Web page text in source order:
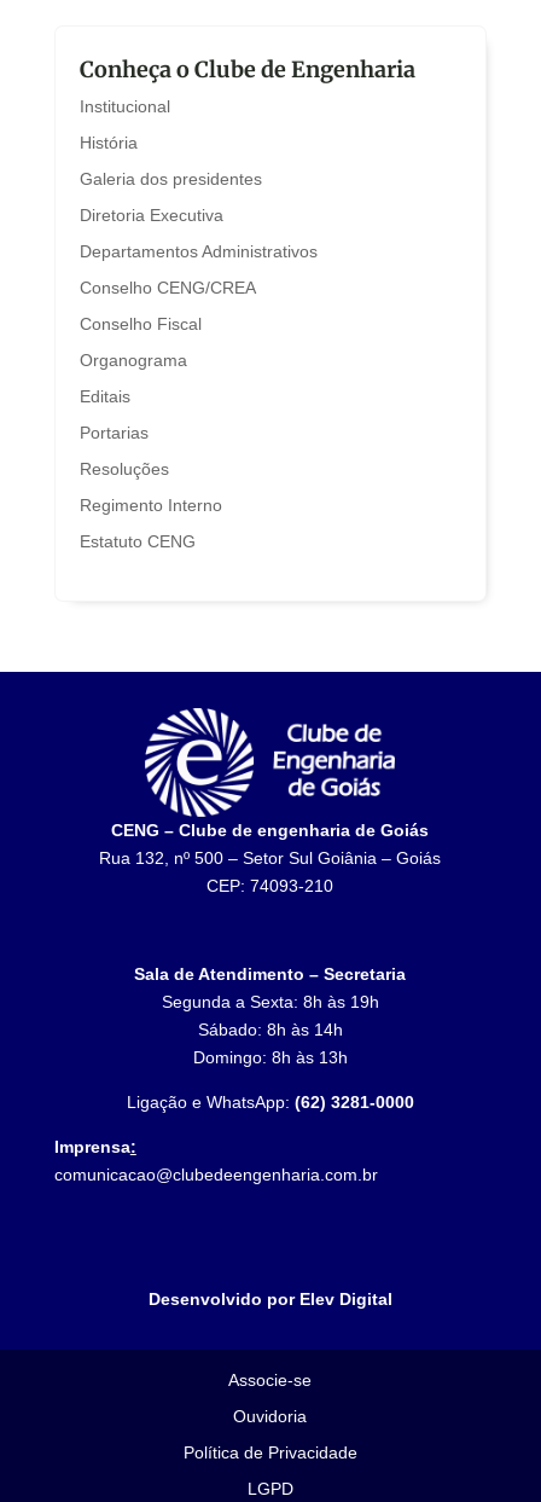
Conheça o Clube de Engenharia
Institucional
História
Galeria dos presidentes
Diretoria Executiva
Departamentos Administrativos
Conselho CENG/CREA
Conselho Fiscal
Organograma
Editais
Portarias
Resoluções
Regimento Interno
Estatuto CENG
CENG – Clube de engenharia de Goiás
Rua 132, nº 500 – Setor Sul Goiânia – Goiás
CEP: 74093-210
Sala de Atendimento – Secretaria
Segunda a Sexta: 8h às 19h
Sábado: 8h às 14h
Domingo: 8h às 13h
Ligação e WhatsApp: (62) 3281-0000
Imprensa:
comunicacao@clubedeengenharia.com.br
Desenvolvido por Elev Digital
Associe-se
Ouvidoria
Política de Privacidade
LGPD